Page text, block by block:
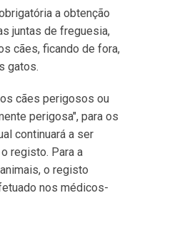
a obtenção
juntas de freguesia,
cães, ficando de fora,
gatos.
cães perigosos ou
perigosa", para os
continuará a ser
registo. Para a
o registo
nos médicos-